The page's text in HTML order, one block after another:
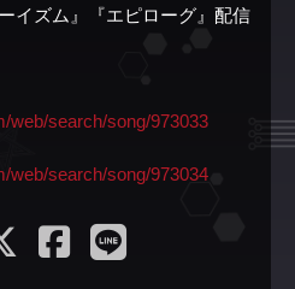
イズム』『エピローグ』配信
web/search/song/973033
web/search/song/973034